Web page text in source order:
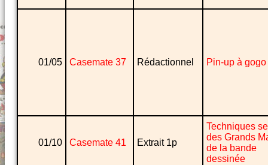
01/05 Casemate 37 Rédactionnel Pin-up à gogo
01/10 Casemate 41 Extrait 1p
Techniques
des Grands
de la bande
dessinée